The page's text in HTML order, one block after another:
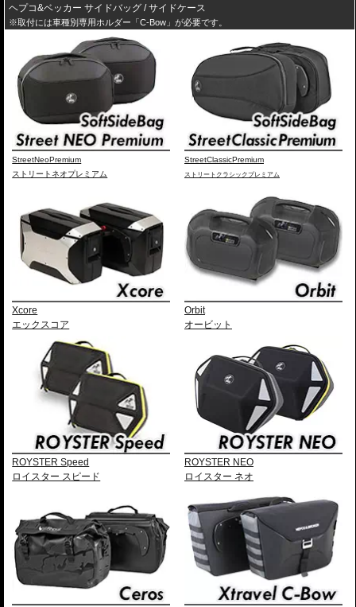
ヘプコ&ベッカー サイドバッグ / サイドケース
※取付には車種別専用ホルダー「C-Bow」が必要です。
StreetNeoPremium
ストリートネオプレミアム
StreetClassicPremium
ストリートクラシックプレミアム
Xcore
エックスコア
Orbit
オービット
ROYSTER Speed
ロイスター スピード
ROYSTER NEO
ロイスター ネオ